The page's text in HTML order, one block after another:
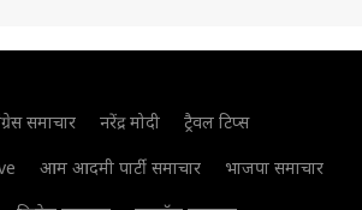
समाचार नरेंद्र मोदी
ट्रैवल टिप्स
आम आदमी पार्टी समाचार
भाजपा समाचार